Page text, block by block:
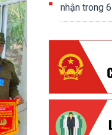
nhận trong